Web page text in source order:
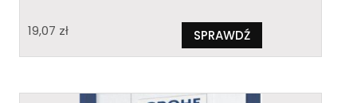
19,07 zł SPRAWDŹ